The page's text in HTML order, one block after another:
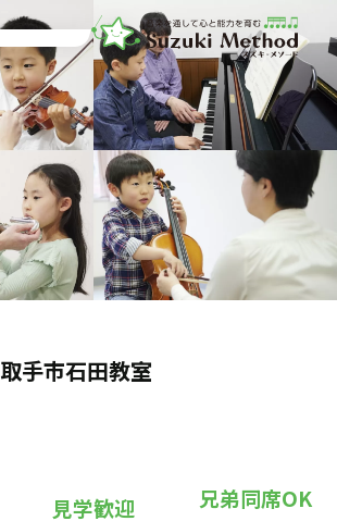
音楽教室スズキ・メソード | 公益
取手市石田教室
見学歓迎 兄弟同席OK